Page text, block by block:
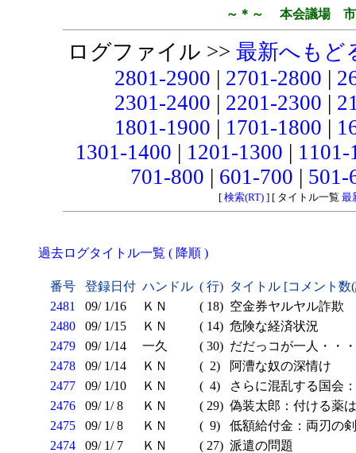
～＊～ 本会議場 市
ログファイル >> 最新へもど
2801-2900 | 2701-2800 |
2301-2400 | 2201-2300 |
1801-1900 | 1701-1800 |
1301-1400 | 1201-1300 |
701-800 | 601-700 |
[ 検索(RT)] [ タイトル一覧 最
過去ログタイトル一覧 ( 降順 )
番号 登録日付 ハンドル ( 行) タイトル [コメント
2481
09/ 1/16 ＫＮ ( 18) 空金券ヤルヤル詐欺
2480
09/ 1/15 ＫＮ ( 14) 危険な経済状況
2479
09/ 1/14 一久 ( 30) だだっコが一人・・・
2478
09/ 1/14 ＫＮ ( 2)
阿漕な奴の深情け
2477
09/ 1/10 ＫＮ ( 4)
さらに混乱する国会
2476
09/ 1/ 8 ＫＮ ( 29) 偽装太郎：付ける薬
2475
09/ 1/ 8 ＫＮ ( 9)
低額給付金：両刃の剣
2474
09/ 1/ 7 ＫＮ ( 27) 派遣の問題